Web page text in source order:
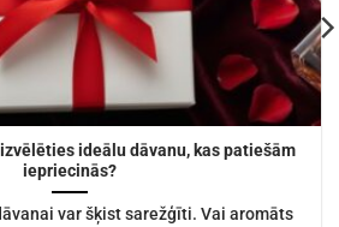
ideālu dāvanu, kas patiešām
iepriecinās?
var šķist sarežģīti. Vai aromāts